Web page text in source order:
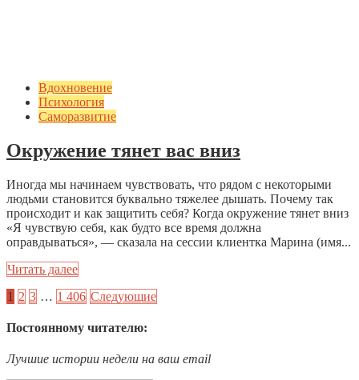
Вдохновение
Психология
Саморазвитие
Окружение тянет вас вниз
Иногда мы начинаем чувствовать, что рядом с некоторыми
людьми становится буквально тяжелее дышать. Почему так
происходит и как защитить себя? Когда окружение тянет вниз
«Я чувствую себя, как будто все время должна
оправдываться», — сказала на сессии клиентка Марина (имя...
Читать далее
1 2 3 … 1 406 Следующие
Постоянному читателю:
Лучшие истории недели на ваш email